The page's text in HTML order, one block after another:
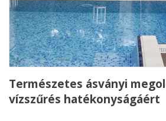
Természetes ásványi
vízszűrés hatékonyságáért